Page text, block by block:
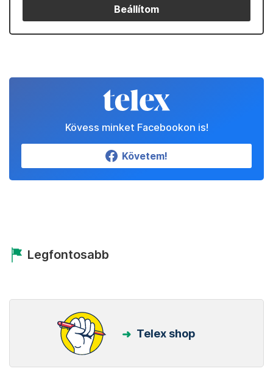
Beállítom
Kövess minket Facebookon is!
Követem!
Legfontosabb
Telex shop